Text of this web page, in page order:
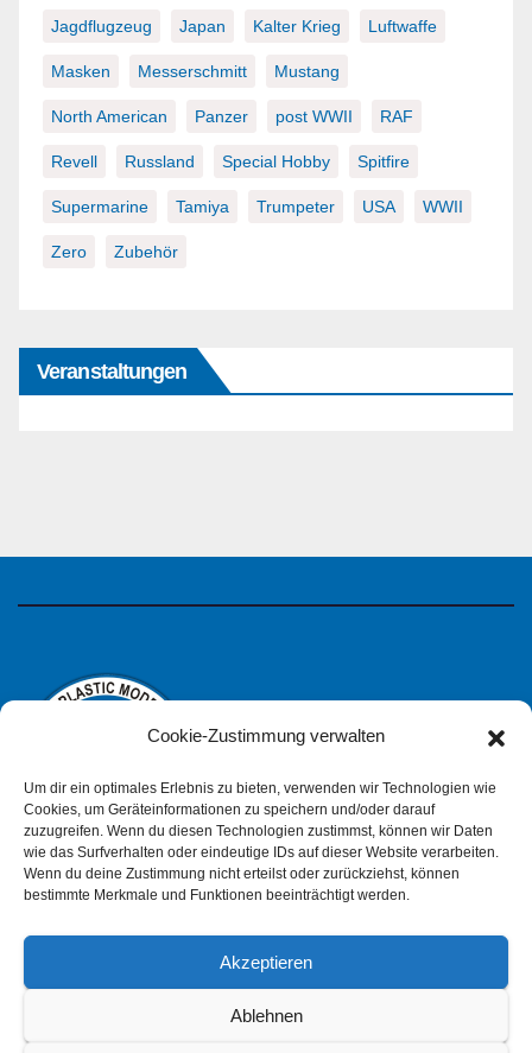
Cookie-Zustimmung verwalten
Um dir ein optimales Erlebnis zu bieten, verwenden wir Technologien wie
Cookies, um Geräteinformationen zu speichern und/oder darauf
zuzugreifen. Wenn du diesen Technologien zustimmst, können wir Daten
wie das Surfverhalten oder eindeutige IDs auf dieser Website verarbeiten.
Wenn du deine Zustimmung nicht erteilst oder zurückziehst, können
bestimmte Merkmale und Funktionen beeinträchtigt werden.
Akzeptieren
Ablehnen
Jagdflugzeug Japan Kalter Krieg Luftwaffe
Masken Messerschmitt Mustang
North American Panzer post WWII RAF
Revell Russland Special Hobby Spitfire
Supermarine Tamiya Trumpeter USA WWII
Zero Zubehör
Veranstaltungen
IPMS Deutschland
Datenschutzerklärung (pdf)